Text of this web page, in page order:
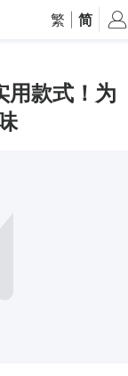
繁 简
款式！为